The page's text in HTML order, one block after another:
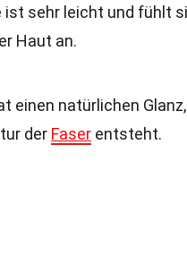
ist sehr leicht und fühlt
Haut an.
einen natürlichen
der Faser entsteht.